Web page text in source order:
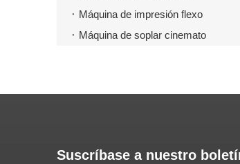
Máquina de impresión flexo
Máquina de soplar cinemato
Suscríbase a nuestro